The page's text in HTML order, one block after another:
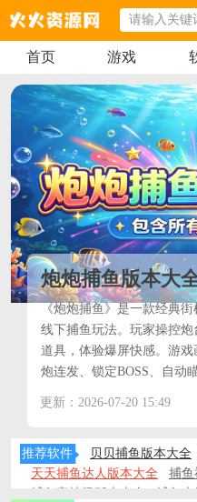
首页 游戏
炮炮捕鱼版本大
《炮炮捕鱼》是一款经典
线下捕鱼玩法。玩家操控
道具，体验爆屏快感。游
炮连发、锁定BOSS、自动
利，带来沉浸式捕鱼乐趣！
可以下载，在这里的所有版
能够轻松游戏，还能够赢取
伙伴快来本页面下载试试看
更新：2026-07-20 15:49
推荐软件 贝贝捕鱼版本大全
天天捕鱼达人版本大全
捕鱼